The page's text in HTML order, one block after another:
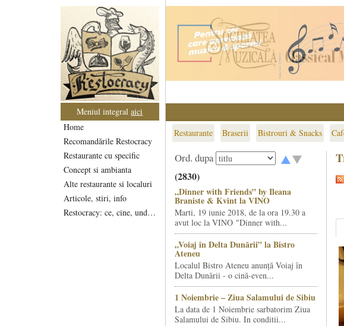
Meniul integralaici
Home
Recomandările Restocracy
Restaurante cu specific
Concept si ambianta
Alte restaurante si localuri
Articole, stiri, info
Restocracy: ce, cine, unde...
Restaurante Braserii Bistrouri & Snacks
Ord. dupa
(2830)
„Dinner with Friends” by Ileana
Braniste & Kvint la VINO
Marti, 19 iunie 2018, de la ora 19.30 a
avut loc la VINO "Dinner with...
„Voiaj în Delta Dunării” la Bistro
Ateneu
Localul Bistro Ateneu anunță Voiaj în
Delta Dunării - o cină-even...
1 Noiembrie – Ziua Salamului de Sibiu
La data de 1 Noiembrie sarbatorim Ziua
Salamului de Sibiu. In conditii...